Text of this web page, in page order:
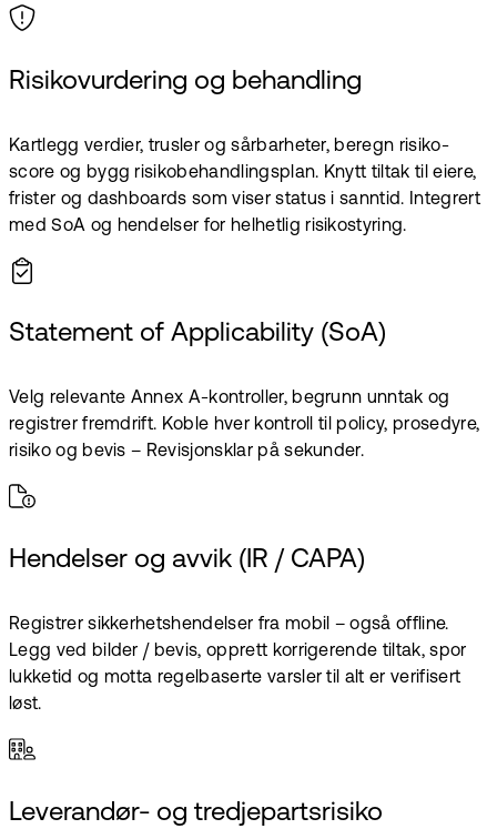
Risikovurdering og behandling
Kartlegg verdier, trusler og sårbarheter, beregn risiko-
score og bygg risikobehandlingsplan. Knytt tiltak til eiere,
frister og dashboards som viser status i sanntid. Integrert
med SoA og hendelser for helhetlig risikostyring.
Statement of Applicability (SoA)
Velg relevante Annex A-kontroller, begrunn unntak og
registrer fremdrift. Koble hver kontroll til policy, prosedyre,
risiko og bevis – Revisjonsklar på sekunder.
Hendelser og avvik (IR / CAPA)
Registrer sikkerhetshendelser fra mobil – også offline.
Legg ved bilder / bevis, opprett korrigerende tiltak, spor
lukketid og motta regelbaserte varsler til alt er verifisert
løst.
Leverandør- og tredjepartsrisiko